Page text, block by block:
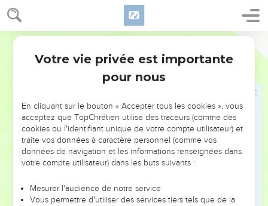
Josué 20
ville et lui donneront un endroit où habiter avec eux.
5 Si le vengeur du sang le poursuit, ils ne livreront pas
vouloir qu'il a tué son prochain et sans avoir été auparavant
Il restera dans cette ville jusqu'à ce qu'il ait comparu devant
l'assemblée pour être jugé et jusqu'à la mort du grand-prêtre
alors en fonctions. A ce moment-là seulement, l’auteur de
l’homicide pourra repartir et retourner dans sa ville et dans sa
maison, dans la ville d'où il s'était enfui.’ »
Ils consacrèrent Kédesh en Galilée, dans la région
montagneuse de Nephthali, Sichem dans la région
montagneuse d'Ephraïm et Kirjath-Arba, c’est-à-dire Hébron,
Votre vie privée est importante
pour nous
En cliquant sur le bouton « Accepter tous les cookies », vous
acceptez que TopChrétien utilise des traceurs (comme des
cookies ou l'identifiant unique de votre compte utilisateur) et
traite vos données à caractère personnel (comme vos
données de navigation et les informations renseignées dans
votre compte utilisateur) dans les buts suivants :
Mesurer l'audience de notre service
Vous permettre d'utiliser des services tiers tels que de la